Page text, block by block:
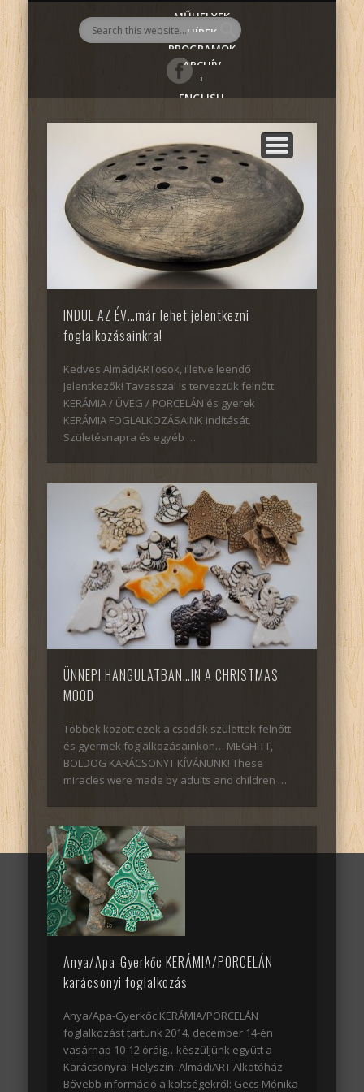
AlmadiART
MŰHELYEK
HÍREK
PROGRAMOK
ARCHÍV
|
ENGLISH
INDUL AZ ÉV…már lehet jelentkezni
foglalkozásainkra!
Kedves AlmádiARTosok, illetve leendő
Jelentkezők! Tavasszal is tervezzük felnőtt
KERÁMIA / ÜVEG / PORCELÁN és gyerek
KERÁMIA FOGLALKOZÁSAINK indítását.
Születésnapra és egyéb …
ÜNNEPI HANGULATBAN…IN A CHRISTMAS
MOOD
Többek között ezek a csodák születtek felnőtt
és gyermek foglalkozásainkon… MEGHITT,
BOLDOG KARÁCSONYT KÍVÁNUNK! These
miracles were made by adults and children …
Anya/Apa-Gyerkőc KERÁMIA/PORCELÁN
karácsonyi foglalkozás
Anya/Apa-Gyerkőc KERÁMIA/PORCELÁN
foglalkozást tartunk 2014. december 14-én
vasárnap 10-12 óráig…készüljünk együtt a
Karácsonyra! Helyszín: AlmádiART Alkotóház
Bővebb információ a költségekről: Gecs Mónika